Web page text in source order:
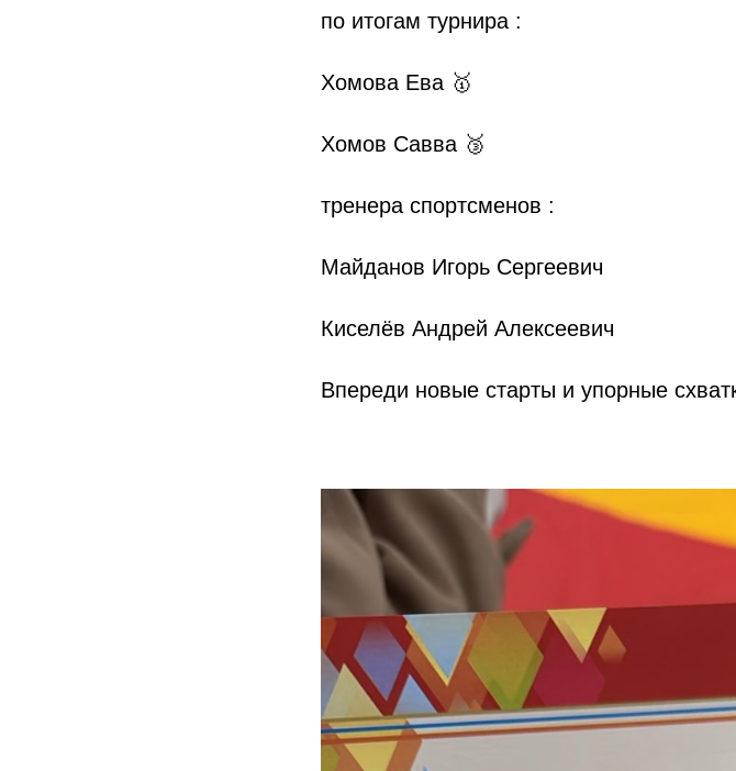
по итогам турнира :
Хомова Ева 🥇
Хомов Савва 🥉
тренера спортсменов :
Майданов Игорь Сергеевич
Киселёв Андрей Алексеевич
Впереди новые старты и упорные